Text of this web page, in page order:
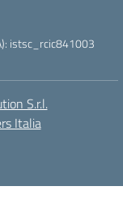
istsc_rcic841003
S.r.l.
Italia